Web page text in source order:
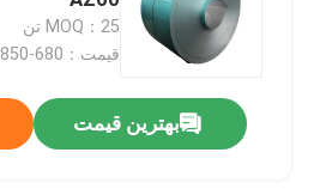
MOQ：25 تن
قیمت：680-850 USD/MT
بهترین قیمت